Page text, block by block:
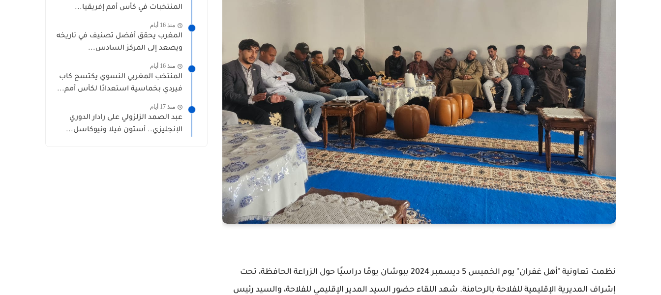
نظمت تعاونية "أهل غفران" يوم الخميس 5 ديسمبر 2024 ببوشان يومًا دراسيًا حول الزراعة الحافظة، تحت
إشراف المديرية الإقليمية للفلاحة بالرحامنة. شهد اللقاء حضور السيد المدير الإقليمي للفلاحة، والسيد رئيس
المنتخبات في كأس أمم إفريقيا...
منذ 16 أيام
المغرب يحقق أفضل تصنيف في تاريخه
ويصعد إلى المركز السادس...
منذ 16 أيام
المنتخب المغربي النسوي يكتسح كاب
فيردي بخماسية استعدادًا لكأس أمم...
منذ 17 أيام
عبد الصمد الزلزولي على رادار الدوري
الإنجليزي.. أستون فيلا ونيوكاسل...